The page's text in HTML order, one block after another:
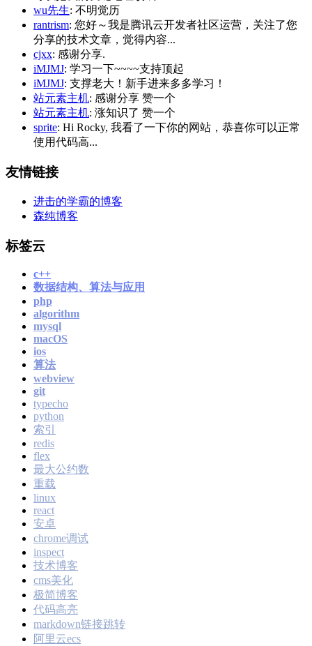
wu先生: 不明觉历
rantrism: 您好～我是腾讯云开发者社区运营，关注了您
分享的技术文章，觉得内容...
cjxx: 感谢分享.
iMJMJ: 学习一下~~~~支持顶起
iMJMJ: 支撑老大！新手进来多多学习！
站元素主机: 感谢分享 赞一个
站元素主机: 涨知识了 赞一个
sprite: Hi Rocky, 我看了一下你的网站，恭喜你可以正常
使用代码高...
友情链接
进击的学霸的博客
森纯博客
标签云
c++
数据结构、算法与应用
php
algorithm
mysql
macOS
ios
算法
webview
git
typecho
python
索引
redis
flex
最大公约数
重载
linux
react
安卓
chrome调试
inspect
技术博客
cms美化
极简博客
代码高亮
markdown链接跳转
阿里云ecs